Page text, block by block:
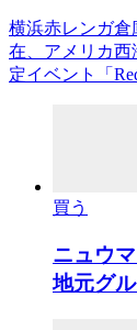
横浜赤レンガ倉
在、アメリカ西
定イベント「
買う
ニュウ
地元グ